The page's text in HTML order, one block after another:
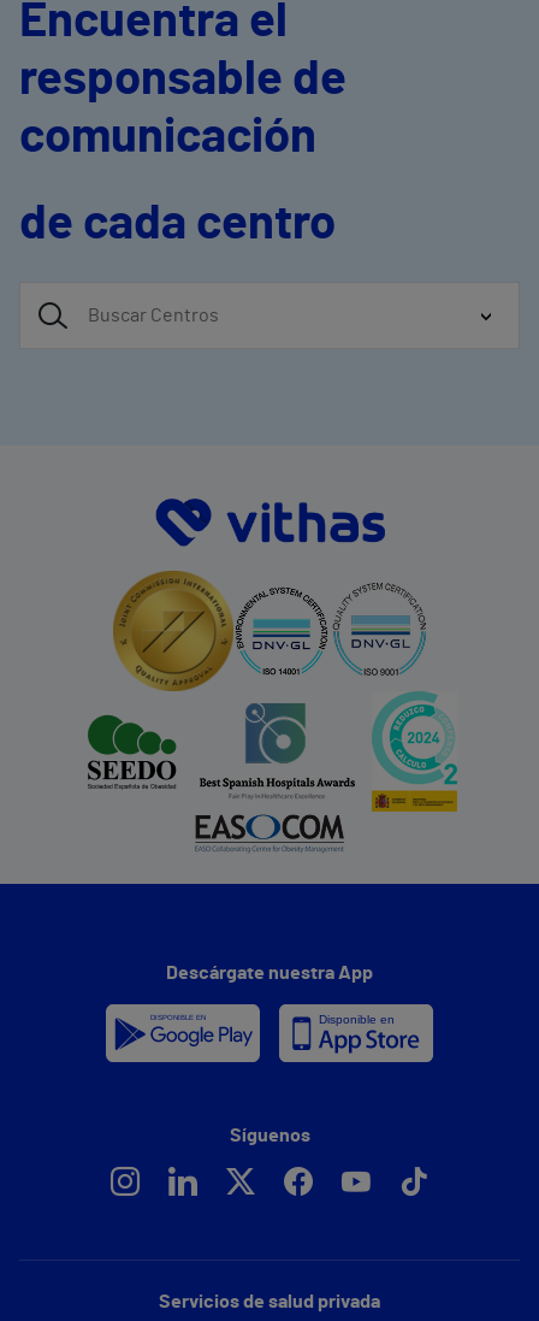
Encuentra el
responsable de
comunicación
de cada centro
Servicios de salud privada
Descárgate nuestra App
Síguenos